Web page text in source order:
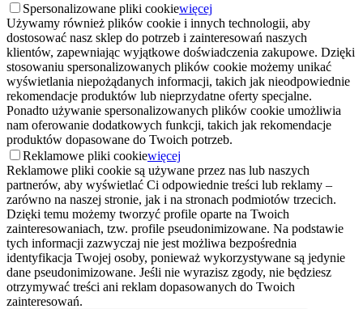
Spersonalizowane pliki cookiewięcej
Używamy również plików cookie i innych technologii, aby
dostosować nasz sklep do potrzeb i zainteresowań naszych
klientów, zapewniając wyjątkowe doświadczenia zakupowe. Dzięki
stosowaniu spersonalizowanych plików cookie możemy unikać
wyświetlania niepożądanych informacji, takich jak nieodpowiednie
rekomendacje produktów lub nieprzydatne oferty specjalne.
Ponadto używanie spersonalizowanych plików cookie umożliwia
nam oferowanie dodatkowych funkcji, takich jak rekomendacje
produktów dopasowane do Twoich potrzeb.
Reklamowe pliki cookiewięcej
Reklamowe pliki cookie są używane przez nas lub naszych
partnerów, aby wyświetlać Ci odpowiednie treści lub reklamy –
zarówno na naszej stronie, jak i na stronach podmiotów trzecich.
Dzięki temu możemy tworzyć profile oparte na Twoich
zainteresowaniach, tzw. profile pseudonimizowane. Na podstawie
tych informacji zazwyczaj nie jest możliwa bezpośrednia
identyfikacja Twojej osoby, ponieważ wykorzystywane są jedynie
dane pseudonimizowane. Jeśli nie wyrazisz zgody, nie będziesz
otrzymywać treści ani reklam dopasowanych do Twoich
zainteresowań.